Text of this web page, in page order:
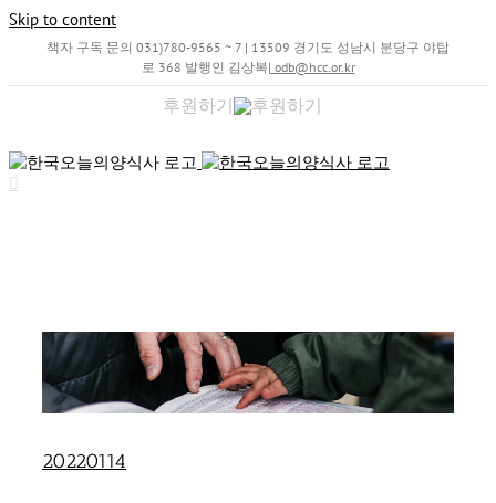
Skip to content
책자 구독 문의 031)780-9565 ~ 7 | 13509 경기도 성남시 분당구 야탑
로 368 발행인 김상복| odb@hcc.or.kr
후원하기
20220114